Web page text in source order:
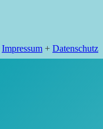
Impressum + Datenschutz